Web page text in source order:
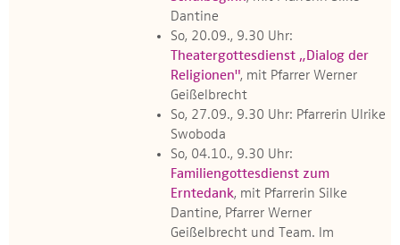
Dantine
So, 20.09., 9.30 Uhr:
Theatergottesdienst „Dialog der
Religionen", mit Pfarrer Werner
Geißelbrecht
So, 27.09., 9.30 Uhr: Pfarrerin Ulrike
Swoboda
So, 04.10., 9.30 Uhr:
Familiengottesdienst zum
Erntedank, mit Pfarrerin Silke
Dantine, Pfarrer Werner
Geißelbrecht und Team. Im